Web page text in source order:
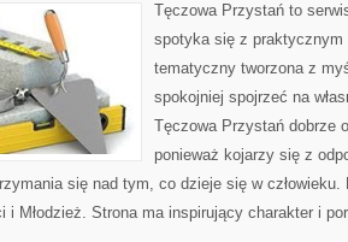
Tęczowa Przystań to
spotyka się z praktycznym
tematyczny tworzona z
spokojniej spojrzeć na
Tęczowa Przystań dobrze
ponieważ kojarzy się z
się nad tym, co dzieje się w
i Młodzież. Strona ma inspirujący charakter i